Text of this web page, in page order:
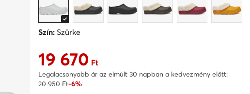
Szín:Szürke
Aktuális ár 19 670 Ft
19 670 Ft
Legalacsonyabb ár az elmúlt 30 napban a kedvezmény előtt:
20 950 Ft-6%